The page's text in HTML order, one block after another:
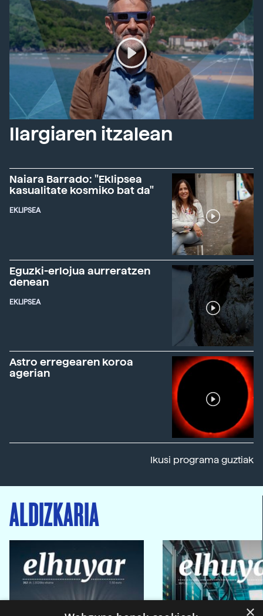
Ilargiaren itzalean
Naiara Barrado: "Eklipsea
kasualitate kosmiko bat da"
EKLIPSEA
Eguzki-erlojua aurreratzen
denean
EKLIPSEA
Astro erregearen koroa
agerian
Ikusi programa guztiak
ALDIZKARIA
×